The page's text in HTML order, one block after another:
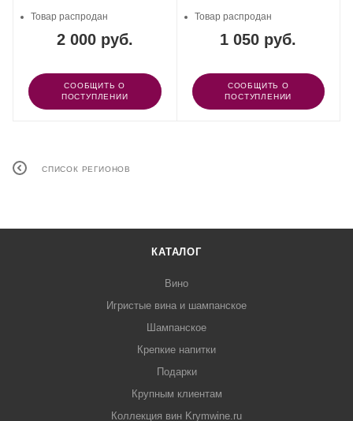
2 000 руб.
Товар распродан
СООБЩИТЬ О
ПОСТУПЛЕНИИ
1 050 руб.
Товар распродан
СООБЩИТЬ О
ПОСТУПЛЕНИИ
СПИСОК РЕГИОНОВ
КАТАЛОГ
Вино
Игристые вина и шампанское
Шампанское
Крепкие напитки
Подарки
Крупным клиентам
Коллекция вин Krymwine.ru